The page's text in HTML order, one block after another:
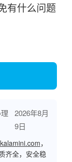
有什么问题
2026年8月
9日
，
齐全，安全稳